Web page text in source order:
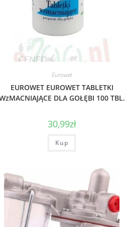
Eurowet
EUROWET EUROWET TABLETKI
DLA GOŁĘBI 100 TBL.
30,99zł
Kup